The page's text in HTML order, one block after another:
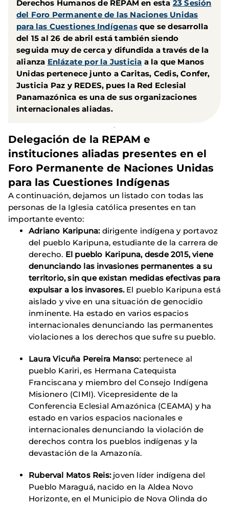
Derechos Humanos de REPAM en esta 23 Sesión
del Foro Permanente de las Naciones Unidas
para las Cuestiones Indígenasque se desarrolla
del 15 al 26 de abril está también siendo
seguida muy de cerca y difundida a través de la
alianza Enlázate por la Justicia a la que Manos
Unidas pertenece junto a Caritas, Cedis, Confer,
Justicia Paz y REDES, pues la Red Eclesial
Panamazónica es una de sus organizaciones
internacionales aliadas.
Delegación de la REPAM e
instituciones aliadas presentes en el
Foro Permanente de Naciones Unidas
para las Cuestiones Indígenas
A continuación, dejamos un listado con todas las
personas de la Iglesia católica presentes en tan
importante evento:
Adriano Karipuna: dirigente indígena y portavoz
del pueblo Karipuna, estudiante de la carrera de
derecho. El pueblo Karipuna, desde 2015, viene
denunciando las invasiones permanentes a su
territorio, sin que existan medidas efectivas para
expulsar a los invasores.El pueblo Karipuna está
aislado y vive en una situación de genocidio
inminente. Ha estado en varios espacios
internacionales denunciando las permanentes
violaciones a los derechos que sufre su pueblo.
Laura Vicuña Pereira Manso: pertenece al
pueblo Kariri, es Hermana Catequista
Franciscana y miembro del Consejo Indígena
Misionero (CIMI). Vicepresidente de la
Conferencia Eclesial Amazónica (CEAMA) y ha
estado en varios espacios nacionales e
internacionales denunciando la violación de
derechos contra los pueblos indígenas y la
devastación de la Amazonía.
Ruberval Matos Reis:joven líder indígena del
Pueblo Maraguá, nacido en la Aldea Novo
Horizonte, en el Municipio de Nova Olinda do